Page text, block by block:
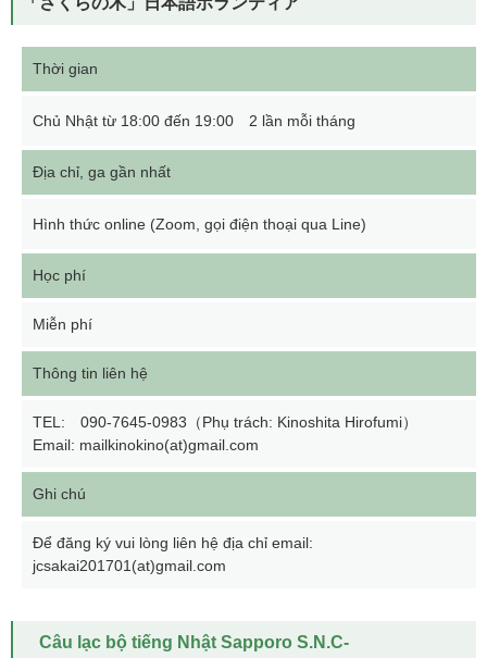
Thời gian
Chủ Nhật từ 18:00 đến 19:00 2 lần mỗi tháng
Địa chỉ, ga gần nhất
Hình thức online (Zoom, gọi điện thoại qua Line)
Học phí
Miễn phí
Thông tin liên hệ
TEL: 090-7645-0983（Phụ trách: Kinoshita Hirofumi）
Email: mailkinokino(at)gmail.com
Ghi chú
Để đăng ký vui lòng liên hệ địa chỉ email:
jcsakai201701(at)gmail.com
Câu lạc bộ tiếng Nhật Sapporo S.N.C-